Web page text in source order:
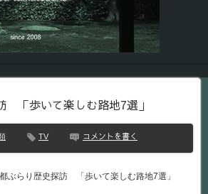
「歩いて楽しむ路地7選」
TV コメントを書く
ぶらり歴史探訪 「歩いて楽しむ路地7選」